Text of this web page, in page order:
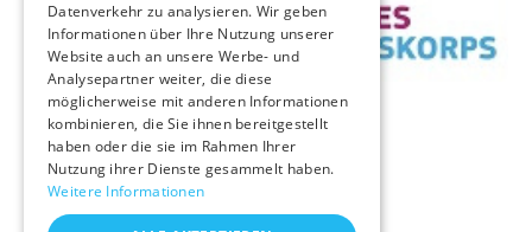
Datenverkehr zu analysieren. Wir geben
Informationen über Ihre Nutzung unserer
Website auch an unsere Werbe- und
Analysepartner weiter, die diese
möglicherweise mit anderen Informationen
kombinieren, die Sie ihnen bereitgestellt
haben oder die sie im Rahmen Ihrer
Nutzung ihrer Dienste gesammelt haben.
Weitere Informationen